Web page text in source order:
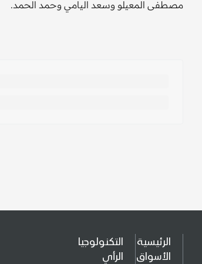
مصطفى المعيلو وسعد اليامي وحمد الحمد.
الرئيسية
الأسواق
التكنولوجيا
الرأي